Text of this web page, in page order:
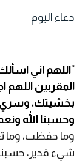
دعاء اليوم
“اللهم اني
المقربين اللهم
بخشيتك،
وحسبنا الله
وما حفظت، وما
شيء قدير، حسبنا